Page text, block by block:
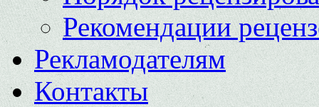
Рекомендации
Рекламодателям
Контакты